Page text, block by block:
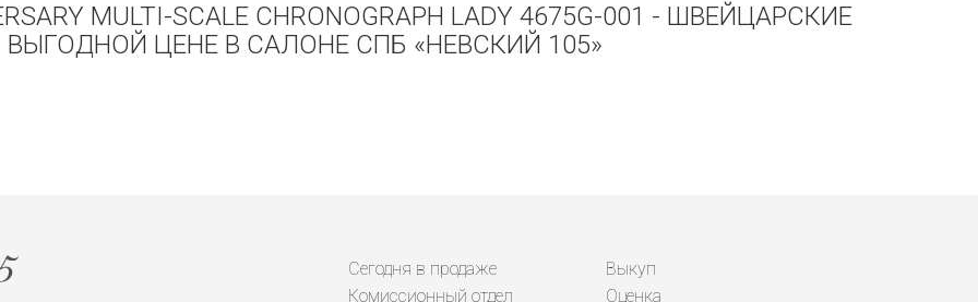
MULTI-SCALE CHRONOGRAPH LADY 4675G-001 - ШВЕЙЦАРСКИЕ
ЦЕНЕ В САЛОНЕ СПБ «НЕВСКИЙ 105»
Сегодня в продаже
Комиссионный отдел
Выкуп
Оценка